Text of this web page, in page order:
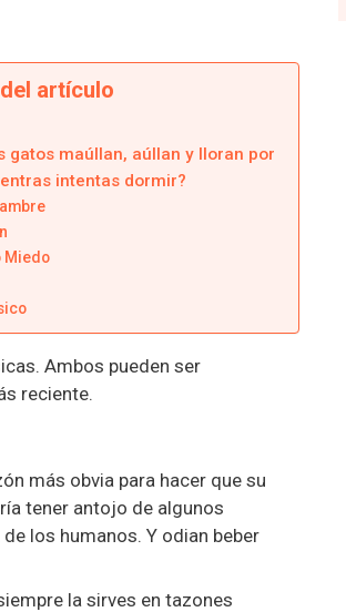
artículo
gatos maúllan, aúllan y lloran por
intentas dormir?
Miedo
Ambos pueden ser
reciente.
más obvia para hacer que su
tener antojo de algunos
los humanos. Y odian beber
la sirves en tazones